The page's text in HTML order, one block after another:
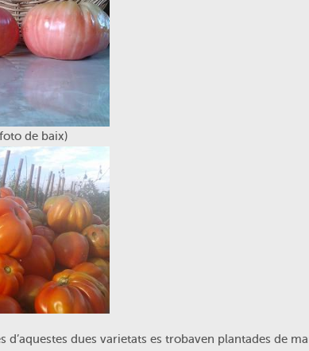
de baix)
d’aquestes dues varietats es trobaven plantades de